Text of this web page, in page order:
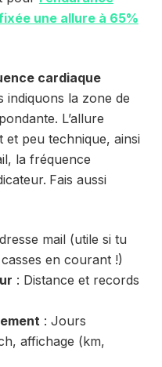
une allure à 65%
cardiaque
indiquons la zone de
L’allure
et peu technique, ainsi
la fréquence
Fais aussi
mail (utile si tu
en courant !)
: Distance et records
: Jours
affichage (km,